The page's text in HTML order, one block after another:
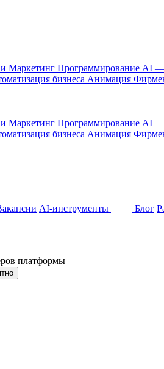
Маркетинг Программирование AI —
бизнеса Анимация
Маркетинг Программирование AI —
бизнеса Анимация
AI-инструменты Блог
платформы